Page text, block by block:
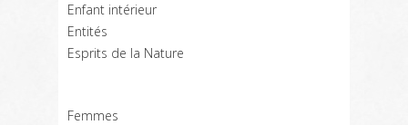
Enfant intérieur
Entités
Esprits de la Nature
Femmes